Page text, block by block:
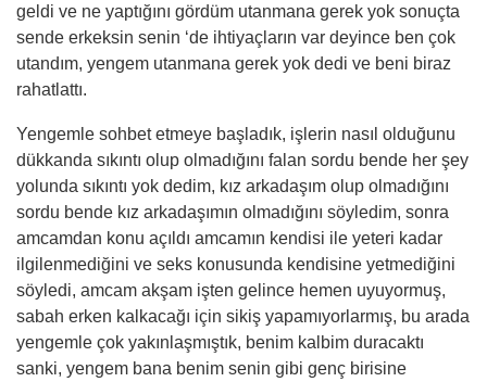
geldi ve ne yaptığını gördüm utanmana gerek yok sonuçta
sende erkeksin senin ‘de ihtiyaçların var deyince ben çok
utandım, yengem utanmana gerek yok dedi ve beni biraz
rahatlattı.
Yengemle sohbet etmeye başladık, işlerin nasıl olduğunu
dükkanda sıkıntı olup olmadığını falan sordu bende her şey
yolunda sıkıntı yok dedim, kız arkadaşım olup olmadığını
sordu bende kız arkadaşımın olmadığını söyledim, sonra
amcamdan konu açıldı amcamın kendisi ile yeteri kadar
ilgilenmediğini ve seks konusunda kendisine yetmediğini
söyledi, amcam akşam işten gelince hemen uyuyormuş,
sabah erken kalkacağı için sikiş yapamıyorlarmış, bu arada
yengemle çok yakınlaşmıştık, benim kalbim duracaktı
sanki, yengem bana benim senin gibi genç birisine